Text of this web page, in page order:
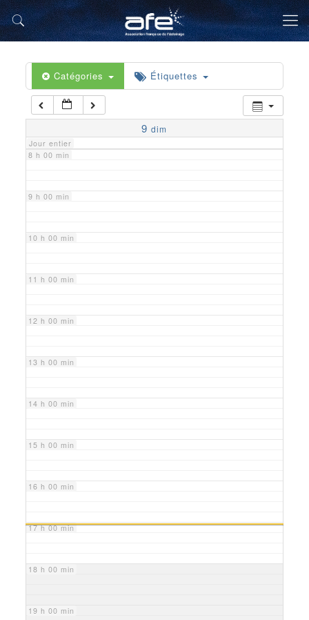
Catégories Étiquettes
9 dim
Jour entier
5 h 00 min
6 h 00 min
7 h 00 min
8 h 00 min
9 h 00 min
10 h 00 min
11 h 00 min
12 h 00 min
13 h 00 min
14 h 00 min
15 h 00 min
16 h 00 min
17 h 00 min
18 h 00 min
19 h 00 min